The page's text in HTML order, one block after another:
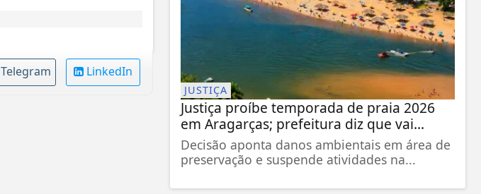
Telegram LinkedIn
JUSTIÇA
Justiça proíbe temporada de praia 2026
em Aragarças; prefeitura diz que vai...
Decisão aponta danos ambientais em área de
preservação e suspende atividades na...